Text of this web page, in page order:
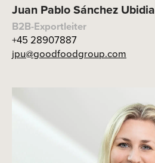
Juan Pablo Sánchez Ubidia
B2B-Exportleiter
+45 28907887
jpu@goodfoodgroup.com